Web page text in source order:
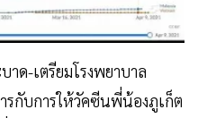
าด-เตรียมโรงพยาบาล
รกับการให้วัคซีนพี่น้องภูเก็ต